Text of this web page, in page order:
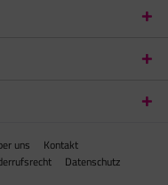
uns
Kontakt
Datenschutz